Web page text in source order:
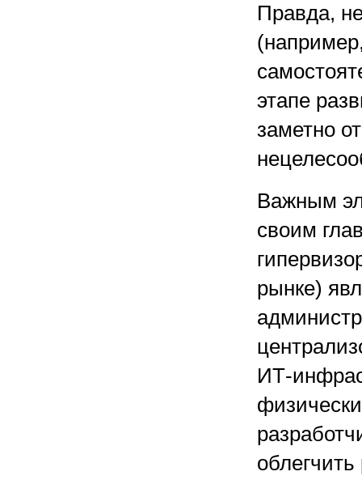
Правда,
этапе
заметно
Важным
своим
рынке)
ИТ-